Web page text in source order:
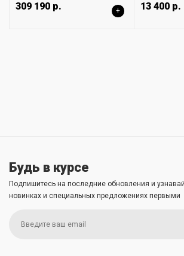
309 190 р. + 13 400 р.
Будь в курсе
Подпишитесь на последние обновления и
новинках и специальных предложениях первыми